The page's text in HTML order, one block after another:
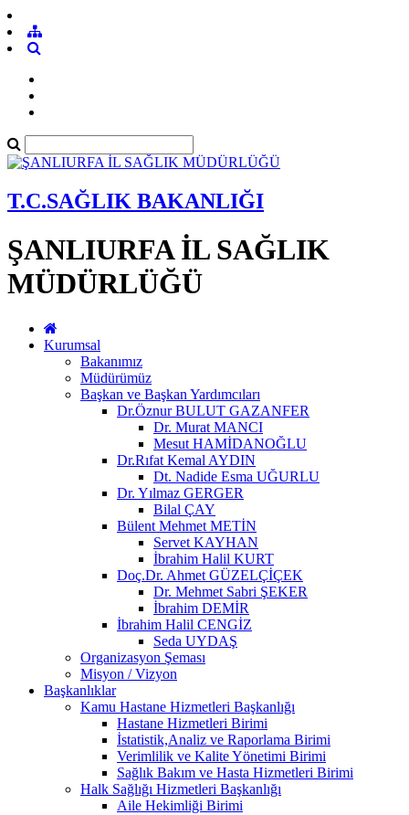
T.C.SAĞLIK BAKANLIĞI
ŞANLIURFA İL SAĞLIK
MÜDÜRLÜĞÜ
Kurumsal
Bakanımız
Müdürümüz
Başkan ve Başkan Yardımcıları
Dr.Öznur BULUT GAZANFER
Dr. Murat MANCI
Mesut HAMİDANOĞLU
Dr.Rıfat Kemal AYDIN
Dt. Nadide Esma UĞURLU
Dr. Yılmaz GERGER
Bilal ÇAY
Bülent Mehmet METİN
Servet KAYHAN
İbrahim Halil KURT
Doç.Dr. Ahmet GÜZELÇİÇEK
Dr. Mehmet Sabri ŞEKER
İbrahim DEMİR
İbrahim Halil CENGİZ
Seda UYDAŞ
Organizasyon Şeması
Misyon / Vizyon
Başkanlıklar
Kamu Hastane Hizmetleri Başkanlığı
Hastane Hizmetleri Birimi
İstatistik,Analiz ve Raporlama Birimi
Verimlilik ve Kalite Yönetimi Birimi
Sağlık Bakım ve Hasta Hizmetleri Birimi
Halk Sağlığı Hizmetleri Başkanlığı
Aile Hekimliği Birimi